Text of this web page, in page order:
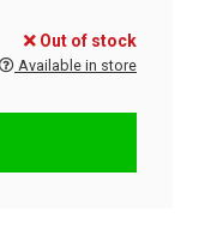
Out of stock
Available in store